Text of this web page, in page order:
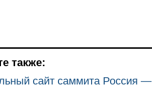
также:
сайт саммита Россия